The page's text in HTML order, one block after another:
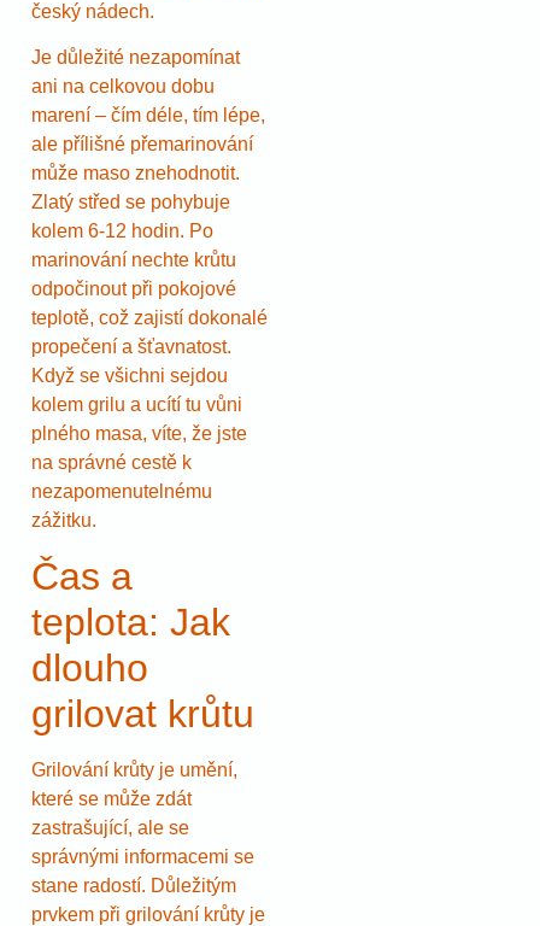
český nádech.
Je důležité nezapomínat
ani na celkovou dobu
marení – čím déle, tím lépe,
ale přílišné přemarinování
může maso znehodnotit.
Zlatý střed se pohybuje
kolem 6-12 hodin. Po
marinování nechte krůtu
odpočinout při pokojové
teplotě, což zajistí dokonalé
propečení a šťavnatost.
Když se všichni sejdou
kolem grilu a ucítí tu vůni
plného masa, víte, že jste
na správné cestě k
nezapomenutelnému
zážitku.
Čas a
teplota: Jak
dlouho
grilovat krůtu
Grilování krůty je umění,
které se může zdát
zastrašující, ale se
správnými informacemi se
stane radostí. Důležitým
prvkem při grilování krůty je